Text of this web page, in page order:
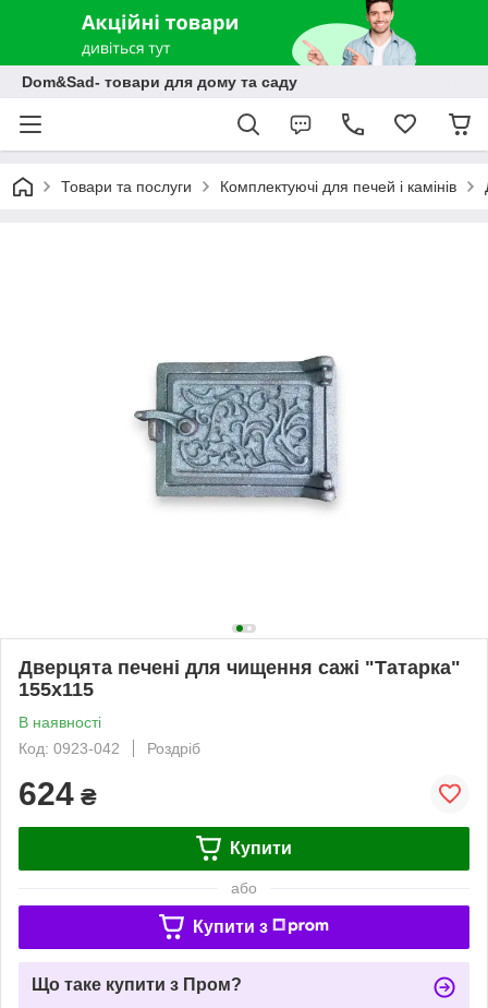
Dom&Sad- товари для дому та саду
Товари та послуги Комплектуючі для печей і камінів
Дверцята печені для чищення сажі "Татарка"
155х115
В наявності
Код: 0923-042
Роздріб
624 ₴
Купити
або
Купити з
Що таке купити з Пром?